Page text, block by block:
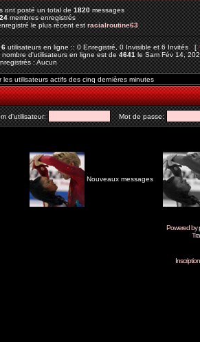
ont posté un total de1820messages
24membres enregistrés
le plus récent estracialroutine63
6utilisateurs en ligne :: 0 Enregistré, 0 Invisible et 6 Invités [
nombre d'utilisateurs en ligne est de4641le Sam Fév 14,
: Aucun
utilisateurs actifs des cinq dernières minutes
d'utilisateur: Mot de passe:
Nouveaux messages
Powered by